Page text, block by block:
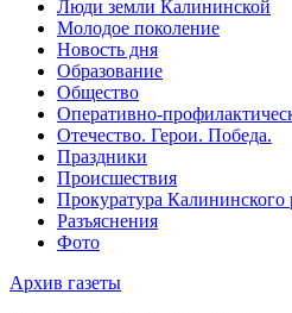
Люди земли Калининской
Молодое поколение
Новость дня
Образование
Общество
Оперативно-
Отечество. Герои. Победа.
Праздники
Происшествия
Прокуратура
Разъяснения
Фото
Архив газеты